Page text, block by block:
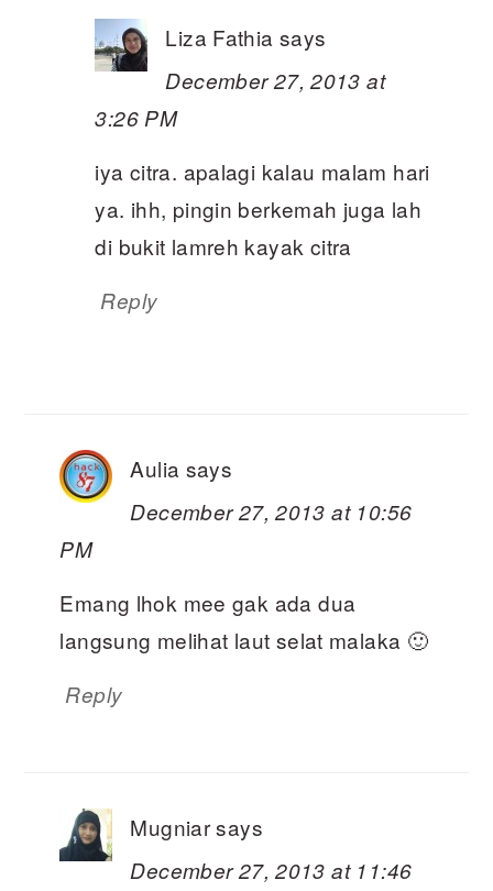
Liza Fathia says
December 27, 2013 at
3:26 PM
iya citra. apalagi kalau malam hari
ya. ihh, pingin berkemah juga lah
di bukit lamreh kayak citra
Reply
Aulia says
December 27, 2013 at 10:56
PM
Emang lhok mee gak ada dua
langsung melihat laut selat malaka 🙂
Reply
Mugniar says
December 27, 2013 at 11:46